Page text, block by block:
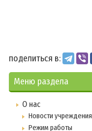
поделиться в:
Меню раздела
О нас
Новости учреждения
Режим работы